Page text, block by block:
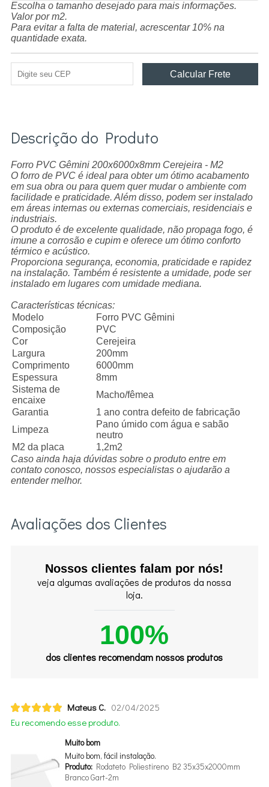
Escolha o tamanho desejado para mais informações.
Valor por m2.
Para evitar a falta de material, acrescentar 10% na
quantidade exata.
Descrição do Produto
Forro PVC Gêmini 200x6000x8mm Cerejeira - M2
O forro de PVC é ideal para obter um ótimo acabamento
em sua obra ou para quem quer mudar o ambiente com
facilidade e praticidade. Além disso, podem ser instalado
em áreas internas ou externas comerciais, residenciais e
industriais.
O produto é de excelente qualidade, não propaga fogo, é
imune a corrosão e cupim e oferece um ótimo conforto
térmico e acústico.
Proporciona segurança, economia, praticidade e rapidez
na instalação. Também é resistente a umidade, pode ser
instalado em lugares com umidade mediana.
Características técnicas:
Modelo
Forro PVC Gêmini
Composição
PVC
Cor
Cerejeira
Largura
200mm
Comprimento
6000mm
Espessura
8mm
Sistema de
encaixe
Macho/fêmea
Garantia
1 ano contra defeito de fabricação
Limpeza
Pano úmido com água e sabão
neutro
M2 da placa
1,2m2
Caso ainda haja dúvidas sobre o produto entre em
contato conosco, nossos especialistas o ajudarão a
entender melhor.
Avaliações dos Clientes
Nossos clientes falam por nós!
veja algumas avaliações de produtos da nossa
loja.
100%
dos clientes recomendam nossos produtos
Mateus C. 02/04/2025
Eu recomendo esse produto.
Muito bom
Muito bom, fácil instalação.
Produto:Rodateto Poliestireno B2 35x35x2000mm
Branco Gart-2m